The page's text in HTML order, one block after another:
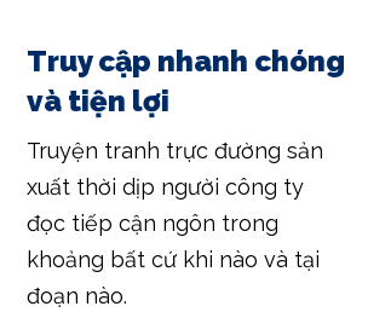
Truy cập nhanh chóng
và tiện lợi
Truyện tranh trực đường sản
xuất thời dịp người công ty
đọc tiếp cận ngôn trong
khoảng bất cứ khi nào và tại
đoạn nào.